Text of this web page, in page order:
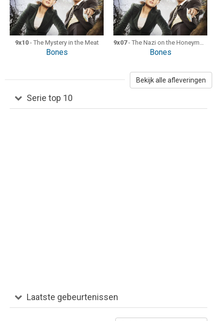
9x10- The Mystery in the Meat
Bones
9x07- The Nazi on the Honeymoon
Bones
Bekijk alle afleveringen
Serie top 10
Laatste gebeurtenissen